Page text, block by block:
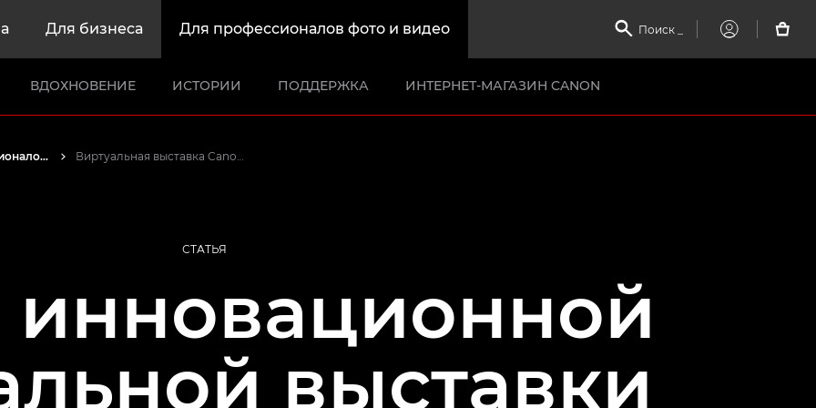
Для бизнеса Для профессионалов фото и видео  Поиск
My

ВДОХНОВЕНИЕ ИСТОРИИ ПОДДЕРЖКА ИНТЕРНЕТ-МАГАЗИН CANON
Истории от профессионалов: вдохновляющие идеи для печати, а также фото- и видеосъемки Виртуальная выставка Canon Vision
СТАТЬЯ
выставки